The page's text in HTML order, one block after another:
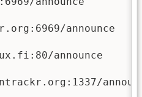
announce
announce